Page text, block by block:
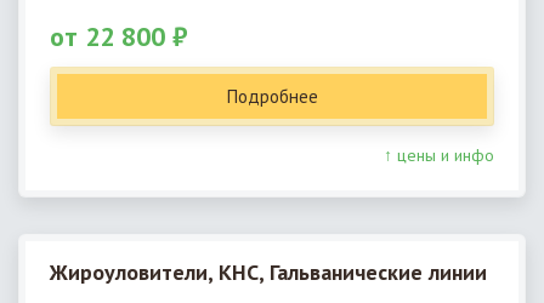
от 22 800 ₽
Подробнее
↑ цены и инфо
Жироуловители, КНС, Гальванические линии